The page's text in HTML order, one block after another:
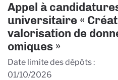
Appel à
universitaire «
valorisation de
omiques »
Date limite des dépôts
01/10/2026